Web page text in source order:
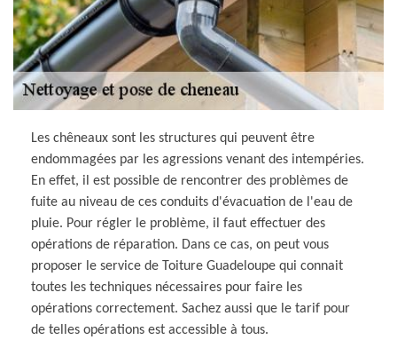
Les chêneaux sont les structures qui peuvent être
endommagées par les agressions venant des intempéries.
En effet, il est possible de rencontrer des problèmes de
fuite au niveau de ces conduits d'évacuation de l'eau de
pluie. Pour régler le problème, il faut effectuer des
opérations de réparation. Dans ce cas, on peut vous
proposer le service de Toiture Guadeloupe qui connait
toutes les techniques nécessaires pour faire les
opérations correctement. Sachez aussi que le tarif pour
de telles opérations est accessible à tous.